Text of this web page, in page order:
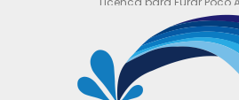
Licença para Perfuração de
Licença para Poço Semi
Manutenção de Poço
Manutenção Preventiva de